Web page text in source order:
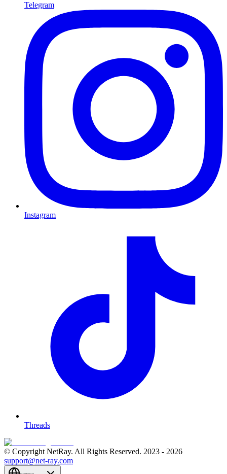
Telegram
Instagram
Threads
© Copyright NetRay. All Rights Reserved. 2023 - 2026
support@net-ray.com